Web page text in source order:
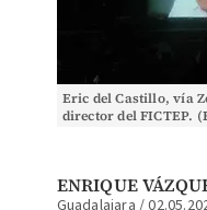
Eric del Castillo, vía
director del FICTEP.
ENRIQUE
Guadalajara /